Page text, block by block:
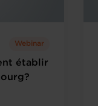
Webinar
établir